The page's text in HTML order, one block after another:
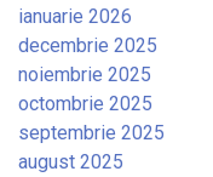
ianuarie 2026
decembrie 2025
noiembrie 2025
octombrie 2025
septembrie 2025
august 2025